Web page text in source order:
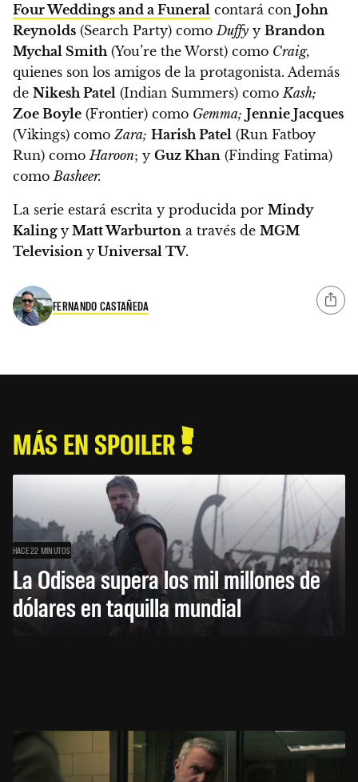
Four Weddings and a Funeral contará con John
Reynolds (Search Party) como Duffy y Brandon
Mychal Smith (You’re the Worst) como Craig,
quienes son los amigos de la protagonista. Además
de Nikesh Patel (Indian Summers) como Kash;
Zoe Boyle (Frontier) como Gemma; Jennie Jacques
(Vikings) como Zara; Harish Patel (Run Fatboy
Run) como Haroon; y Guz Khan (Finding Fatima)
como Basheer.
La serie estará escrita y producida por Mindy
Kaling y Matt Warburton a través de MGM
Television y Universal TV.
FERNANDO CASTAÑEDA
MÁS EN SPOILER
HACE 22 MINUTOS
La Odisea supera los mil millones de
dólares en taquilla mundial